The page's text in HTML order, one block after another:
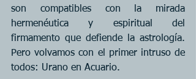
son compatibles con la mirada
hermenéutica y espiritual del
firmamento que defiende la astrología.
Pero volvamos con el primer intruso de
todos: Urano en Acuario.